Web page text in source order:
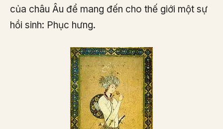
của châu Âu để mang đến cho thế giới một sự
hồi sinh: Phục hưng.